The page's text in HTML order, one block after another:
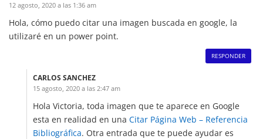
12 agosto, 2020 a las 1:36 am
Hola, cómo puedo citar una imagen buscada en google, la
utilizaré en un power point.
RESPONDER
CARLOS SANCHEZ
15 agosto, 2020 a las 2:47 am
Hola Victoria, toda imagen que te aparece en Google
esta en realidad en una Citar Página Web – Referencia
Bibliográfica. Otra entrada que te puede ayudar es